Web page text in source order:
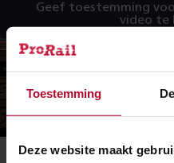
Toestemming
Deze website maakt
Animatie: een storing
Geef toestemming
video te